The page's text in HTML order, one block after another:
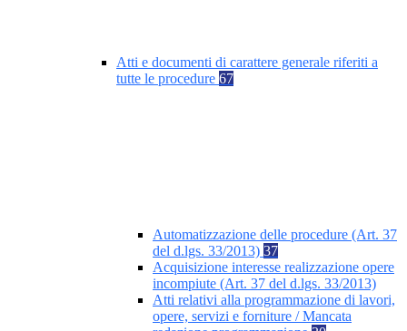
Atti e documenti di carattere generale riferiti a
tutte le procedure 67
Automatizzazione delle procedure (Art. 37
del d.lgs. 33/2013) 37
Acquisizione interesse realizzazione opere
incompiute (Art. 37 del d.lgs. 33/2013)
Atti relativi alla programmazione di lavori,
opere, servizi e forniture / Mancata